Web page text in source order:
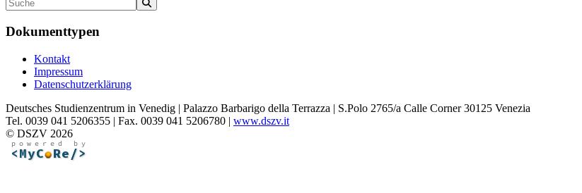
Dokumenttypen
Kontakt
Impressum
Datenschutzerklärung
Deutsches Studienzentrum in Venedig | Palazzo Barbarigo della Terrazza | S.Polo 2765/a Calle Corner 30125 Venezia
Tel. 0039 041 5206355 | Fax. 0039 041 5206780 | www.dszv.it
© DSZV 2026